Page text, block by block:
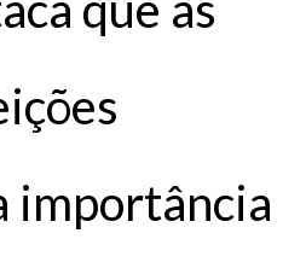
importância